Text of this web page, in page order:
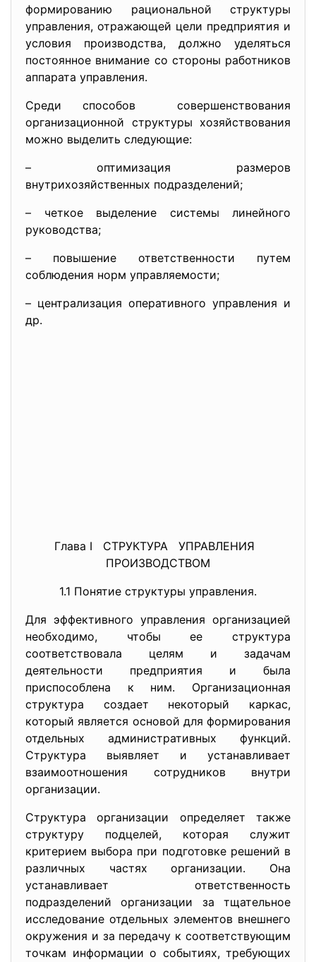
формированию рациональной структуры
управления, отражающей цели предприятия и
условия производства, должно уделяться
постоянное внимание со стороны работников
аппарата управления.
Среди способов совершенствования
организационной структуры хозяйствования
можно выделить следующие:
– оптимизация размеров
внутрихозяйственных подразделений;
– четкое выделение системы линейного
руководства;
– повышение ответственности путем
соблюдения норм управляемости;
– централизация оперативного управления и
др.
Глава I СТРУКТУРА УПРАВЛЕНИЯ
ПРОИЗВОДСТВОМ
1.1 Понятие структуры управления.
Для эффективного управления организацией
необходимо, чтобы ее структура
соответствовала целям и задачам
деятельности предприятия и была
приспособлена к ним. Организационная
структура создает некоторый каркас,
который является основой для формирования
отдельных административных функций.
Структура выявляет и устанавливает
взаимоотношения сотрудников внутри
организации.
Структура организации определяет также
структуру подцелей, которая служит
критерием выбора при подготовке решений в
различных частях организации. Она
устанавливает ответственность
подразделений организации за тщательное
исследование отдельных элементов внешнего
окружения и за передачу к соответствующим
точкам информации о событиях, требующих